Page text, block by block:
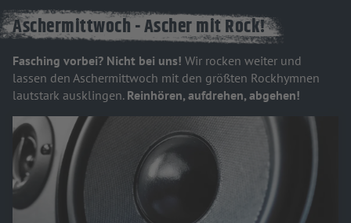
Aschermittwoch - Ascher mit Rock!
Fasching vorbei? Nicht bei uns! Wir rocken weiter und
lassen den Aschermittwoch mit den größten Rockhymnen
lautstark ausklingen. Reinhören, aufdrehen, abgehen!